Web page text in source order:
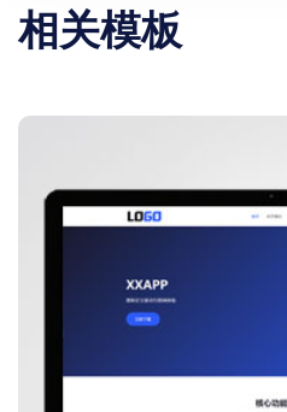
相关模板